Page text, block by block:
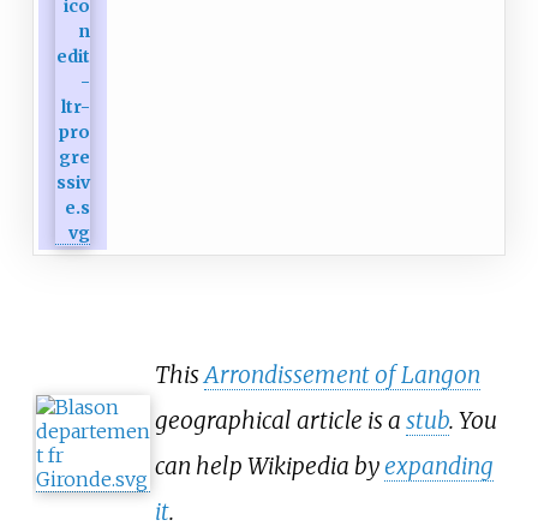
ThisArrondissement of Langon
geographical article is a stub. You
can help Wikipedia byexpanding
it.